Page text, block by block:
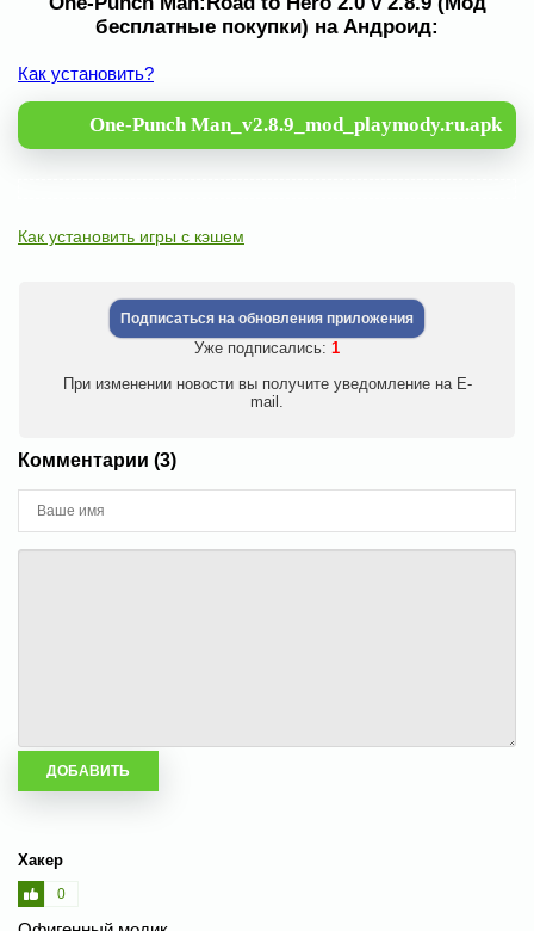
бесплатные покупки) на Андроид:
Как установить?
One-Punch Man_v2.8.9_mod_playmody.ru.apk
Как установить игры с кэшем
Подписаться на обновления приложения
Уже подписались: 1
При изменении новости вы получите уведомление на E-
mail.
Комментарии (3)
Хакер
0